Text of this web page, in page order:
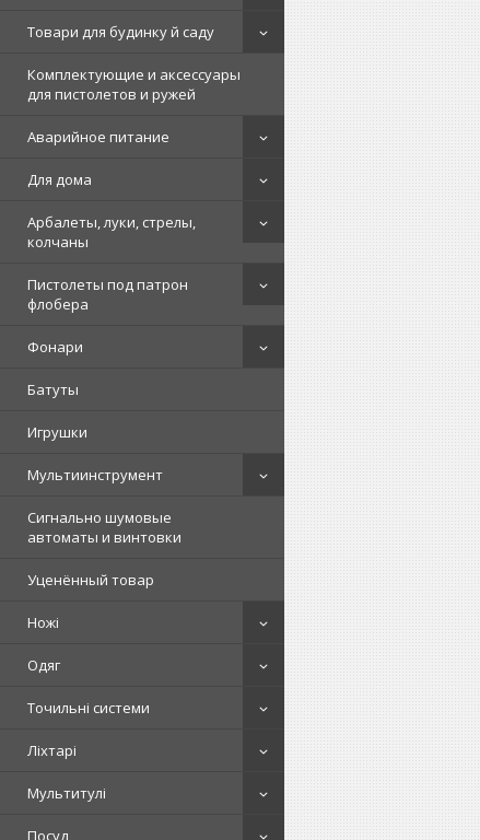
Товари для будинку й саду
Комплектующие и аксессуары
для пистолетов и ружей
Аварийное питание
Для дома
Арбалеты, луки, стрелы,
колчаны
Пистолеты под патрон
флобера
Фонари
Батуты
Игрушки
Мультиинструмент
Сигнально шумовые
автоматы и винтовки
Уценённый товар
Ножі
Одяг
Точильні системи
Ліхтарі
Мультитулі
Посуд